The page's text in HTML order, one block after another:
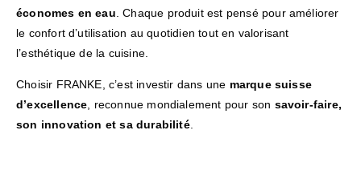
économes en eau . Chaque produit est pensé pour améliorer
le confort d’utilisation au quotidien tout en valorisant
l’esthétique de la cuisine.
Choisir FRANKE, c’est investir dans une marque suisse
d’excellence , reconnue mondialement pour son savoir-faire,
son innovation et sa durabilité.